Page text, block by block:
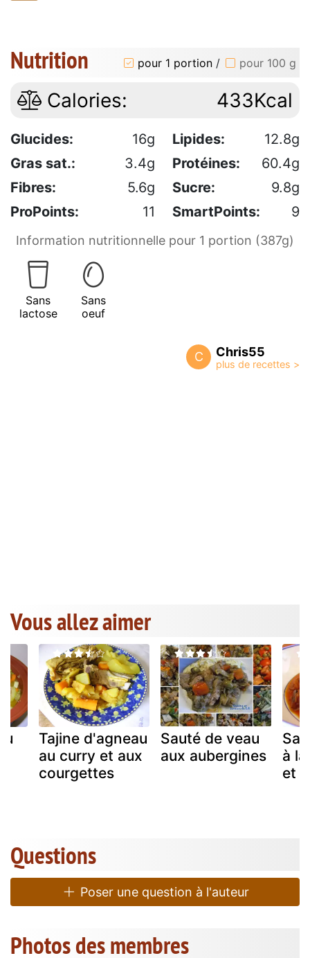
Nutrition pour 1 portion / pour 100 g
Calories: 433Kcal
Glucides: 16g Lipides:
12.8g
Gras sat.:
3.4g Protéines:
60.4g
Fibres:
5.6g Sucre:
9.8g
ProPoints:
11 SmartPoints: 9
Information nutritionnelle pour 1 portion (387g)
Sans
lactose
Sans
oeuf
C Chris55
Vous allez aimer
Tajine d'agneau
au curry et aux
courgettes
Sauté de veau
aux aubergines
à
et
Questions
Poser une question à l'auteur
Photos des membres